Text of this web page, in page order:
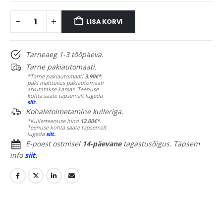
LISA KORVI
Tarneaeg 1-3 tööpäeva.
Tarne pakiautomaati.
*Tarne pakiautomaati 3.90€*,
paki mahtuvus pakiautomaati
arvutatakse kassas. Teenuse
kohta saate täpsemalt lugeda
siit.
Kohaletoimetamine kulleriga.
*Kullerteenuse hind 12.00€*.
Teenuse kohta saate täpsemalt
lugedasiit.
E-poest ostmisel 14-päevanetagastusõigus. Täpsem
infosiit.